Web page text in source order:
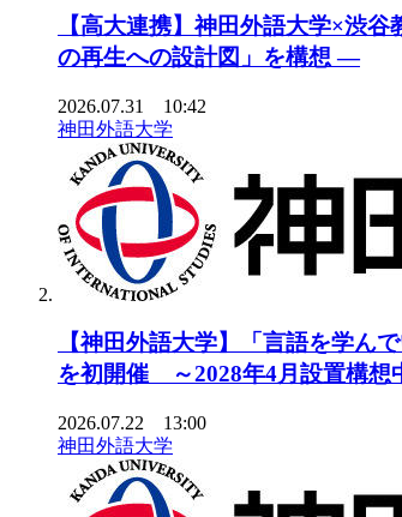
【高大連携】神田外語大学×渋
の再生への設計図」を構想 ―
2026.07.31 10:42
神田外語大学
【神田外語大学】「言語を学ん
を初開催 ～2028年4月設置構想
2026.07.22 13:00
神田外語大学